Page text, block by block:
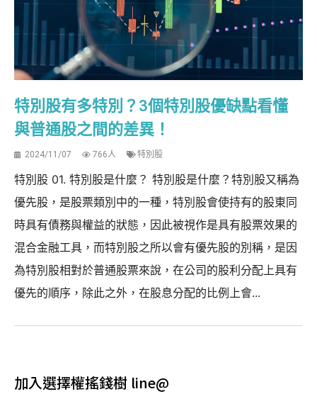
特別股有多特別？3個特別股優缺點看懂
與普通股之間的差異！
2024/11/07 766人 特別股
特別股 01. 特別股是什麼？ 特別股是什麼？特別股又稱為
優先股，是股票類別中的一種，特別股會使持有的股東同
時具有債務與權益的狀態，因此被視作是具有股票效果的
混合金融工具，而特別股之所以會有優先股的別稱，是因
為特別股相對於普通股票來說，在公司的股利分配上具有
優先的順序，除此之外，在股息分配的比例上會...
加入選擇權搖錢樹 line@